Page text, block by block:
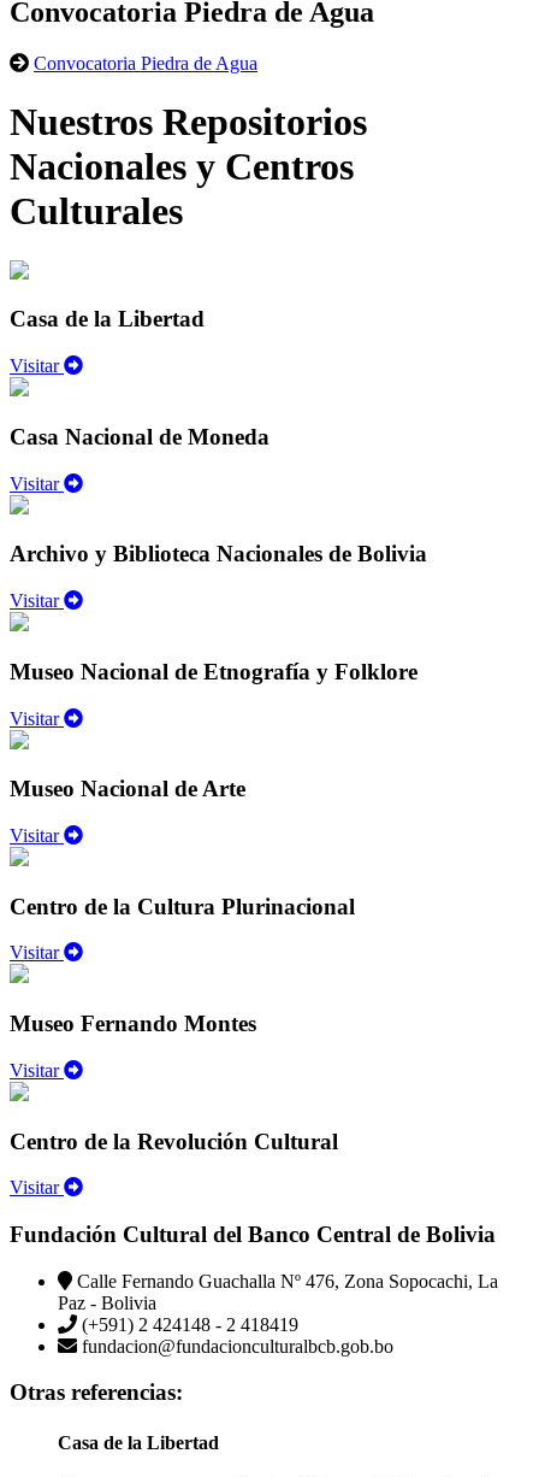
Convocatoria Piedra de Agua
Convocatoria Piedra de Agua
Nuestros Repositorios
Nacionales y Centros
Culturales
Casa de la Libertad
Visitar
Casa Nacional de Moneda
Visitar
Archivo y Biblioteca Nacionales de Bolivia
Visitar
Museo Nacional de Etnografía y Folklore
Visitar
Museo Nacional de Arte
Visitar
Centro de la Cultura Plurinacional
Visitar
Museo Fernando Montes
Visitar
Centro de la Revolución Cultural
Visitar
Fundación Cultural del Banco Central de Bolivia
Calle Fernando Guachalla Nº 476, Zona Sopocachi, La
Paz - Bolivia
(+591) 2 424148 - 2 418419
fundacion@fundacionculturalbcb.gob.bo
Otras referencias:
Casa de la Libertad